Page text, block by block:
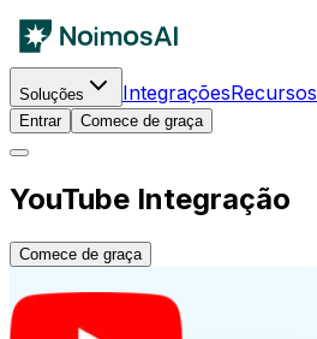
Soluções IntegraçõesRecursos
Entrar
Comece de graça
YouTube Integração
Comece de graça